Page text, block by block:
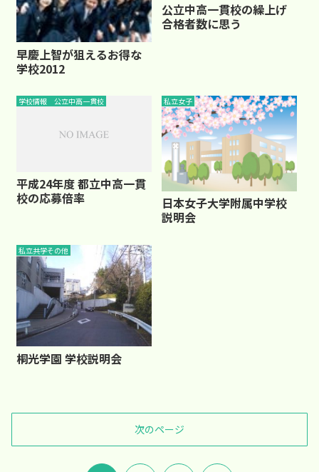
早慶上智が狙えるお得な
学校2012
公立中高一貫校の繰上げ
合格者数に思う
学校情報 公立中高一貫校
平成24年度 都立中高一貫
校の応募倍率
私立女子
日本女子大学附属中学校
説明会
私立共学その他
桐光学園 学校説明会
次のページ